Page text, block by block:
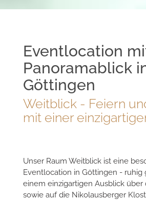
Eventlocation
Panoramablick
Göttingen
Weitblick - Feiern
mit einer
Unser Raum Weitblick ist eine
Eventlocation in Göttingen -
einem einzigartigen Ausblick über
sowie auf die Nikolausberger